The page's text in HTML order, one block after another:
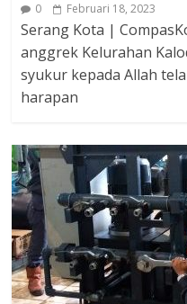
0 Februari 18, 2023
Serang Kota |
anggrek Kelurahan
syukur kepada Allah
harapan